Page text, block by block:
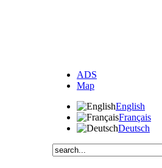
ADS
Map
English
Français
Deutsch